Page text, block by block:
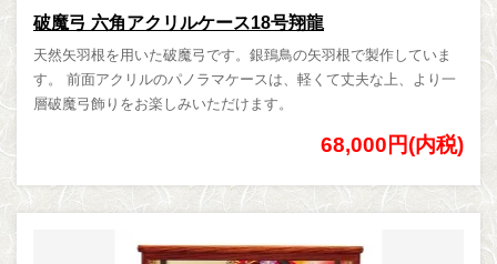
破魔弓 六角アクリルケース18号翔龍
天然矢羽根を用いた破魔弓です。銀鵄鳥の矢羽根で製作していま
す。 前面アクリルのパノラマケースは、軽くて丈夫な上、より一
層破魔弓飾りをお楽しみいただけます。
68,000円(内税)